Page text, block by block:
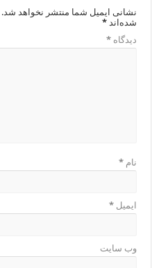
نشانی ایمیل شما منتشر نخواهد شد.
شده‌اند*
دیدگاه*
نام*
ایمیل*
وب‌ سایت